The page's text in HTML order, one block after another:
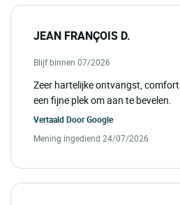
JEAN FRANÇOIS D.
Blijf binnen 07/2026
Zeer hartelijke ontvangst,
een fijne plek om aan te bevelen.
Vertaald DoorGoogle
Mening ingediend 24/07/2026